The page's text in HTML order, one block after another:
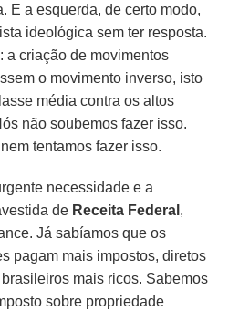
E a esquerda, de certo modo,
ideológica sem ter resposta.
a criação de movimentos
o movimento inverso, isto
média contra os altos
não soubemos fazer isso.
tentamos fazer isso.
necessidade e a
de Receita Federal ,
Já sabíamos que os
pagam mais impostos, diretos
mais ricos. Sabemos
sobre propriedade